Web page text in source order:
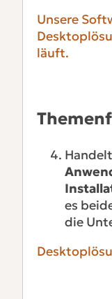
Unsere
läuft.
es
die